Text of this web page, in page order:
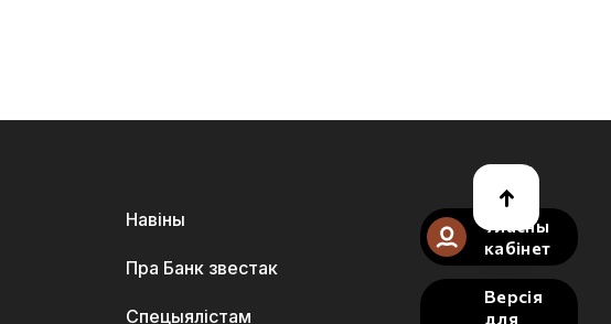
Навіны
Пра Банк звестак
Спецыялістам
Уласны
кабінет
Версія
для